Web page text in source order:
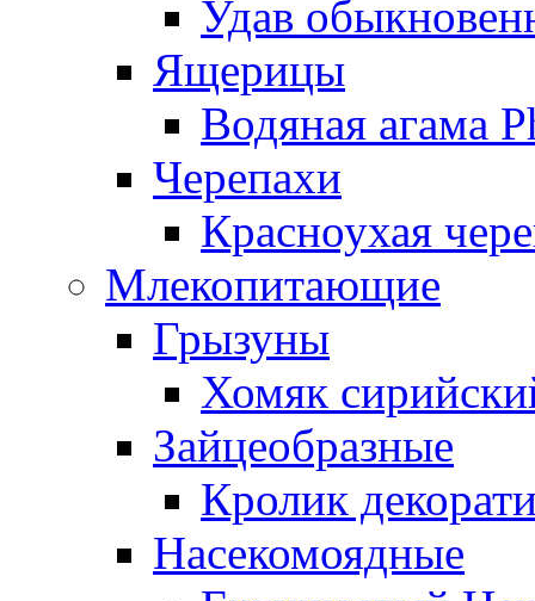
Удав
Ящерицы
Водяная агама
Черепахи
Красноухая
Млекопитающие
Грызуны
Хомяк
Зайцеобразные
Кролик
Насекомоядные